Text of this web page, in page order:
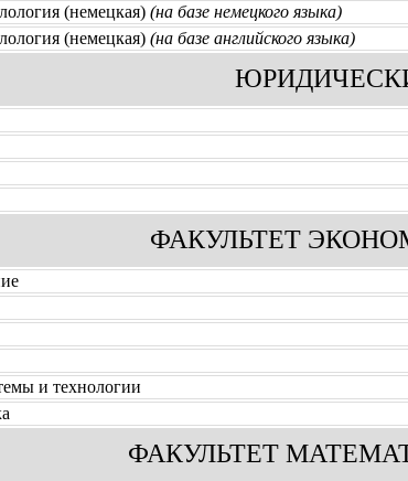
(немецкая) (на базе немецкого языка)
(немецкая) (на базе английского языка)
ФАКУЛЬТЕТ
и технологии
ФАКУЛЬТЕТ